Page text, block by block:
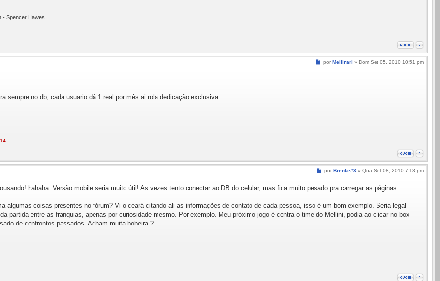
- Spencer Hawes
Mensagem
por Mellinari » Dom Set 05, 2010 10:51 pm
sempre no db, cada usuario dá 1 real por mês ai rola dedicação exclusiva
Mensagem
por Brenke#3 » Qua Set 08, 2010 7:13 pm
hahaha. Versão mobile seria muito útil! As vezes tento conectar ao DB do celular, mas fica muito pesado pra carregar as páginas.
algumas coisas presentes no fórum? Vi o ceará citando ali as informações de contato de cada pessoa, isso é um bom exemplo. Seria legal
partida entre as franquias, apenas por curiosidade mesmo. Por exemplo. Meu próximo jogo é contra o time do Mellini, podia ao clicar no box
de confrontos passados. Acham muita bobeira ?